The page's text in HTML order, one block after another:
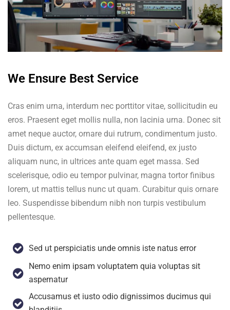
We Ensure Best Service
Cras enim urna, interdum nec porttitor vitae, sollicitudin eu
eros. Praesent eget mollis nulla, non lacinia urna. Donec sit
amet neque auctor, ornare dui rutrum, condimentum justo.
Duis dictum, ex accumsan eleifend eleifend, ex justo
aliquam nunc, in ultrices ante quam eget massa. Sed
scelerisque, odio eu tempor pulvinar, magna tortor finibus
lorem, ut mattis tellus nunc ut quam. Curabitur quis ornare
leo. Suspendisse bibendum nibh non turpis vestibulum
pellentesque.
Sed ut perspiciatis unde omnis iste natus error
Nemo enim ipsam voluptatem quia voluptas sit
aspernatur
Accusamus et iusto odio dignissimos ducimus qui